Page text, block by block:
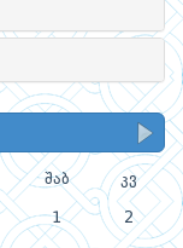
შაბ კვ
1 2